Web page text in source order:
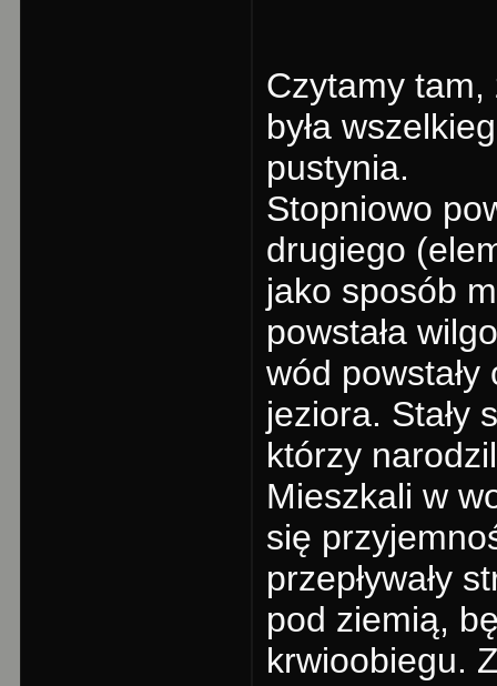
Czytamy
była
pustynia.
Stopniowo
drugiego
jako sposób
powstała
wód
jeziora. Stały
którzy
Mieszkali w
się
przepływały
pod ziemią,
krwioobiegu.